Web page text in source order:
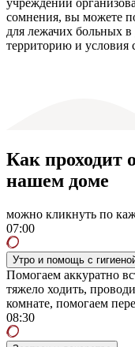
сомнения, вы можете
для лежачих больных
территорию и условия
Как проходит
нашем доме
можно кликнуть по
07:00
Утро и помощь с
Помогаем аккуратно
тяжело ходить,
комнате, помогаем
08:30